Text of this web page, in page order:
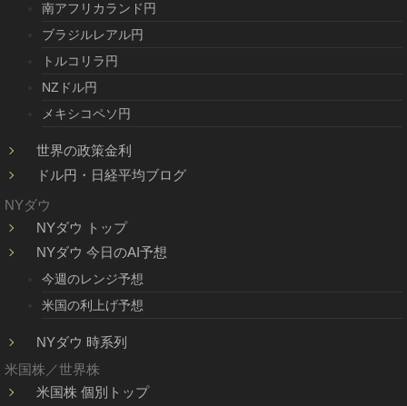
南アフリカランド円
ブラジルレアル円
トルコリラ円
NZドル円
メキシコペソ円
世界の政策金利
ドル円・日経平均ブログ
NYダウ
NYダウ トップ
NYダウ 今日のAI予想
今週のレンジ予想
米国の利上げ予想
NYダウ 時系列
米国株／世界株
米国株 個別トップ